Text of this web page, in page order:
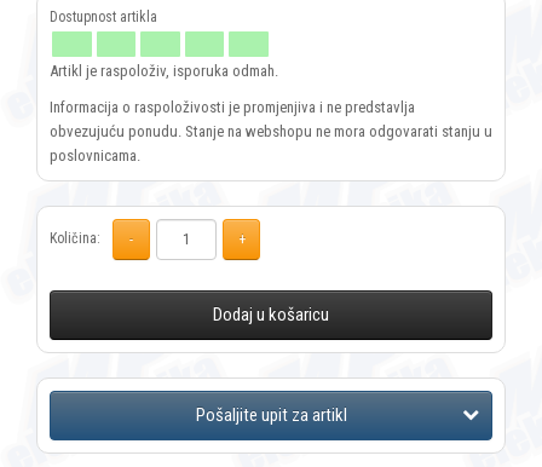
Artikl je raspoloživ, isporuka odmah.
Informacija o raspoloživosti je promjenjiva i ne predstavlja
obvezujuću ponudu. Stanje na webshopu ne mora odgovarati stanju u
poslovnicama.
Količina:
Dodaj u košaricu